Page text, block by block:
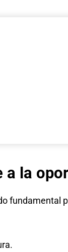
a la
fundamental